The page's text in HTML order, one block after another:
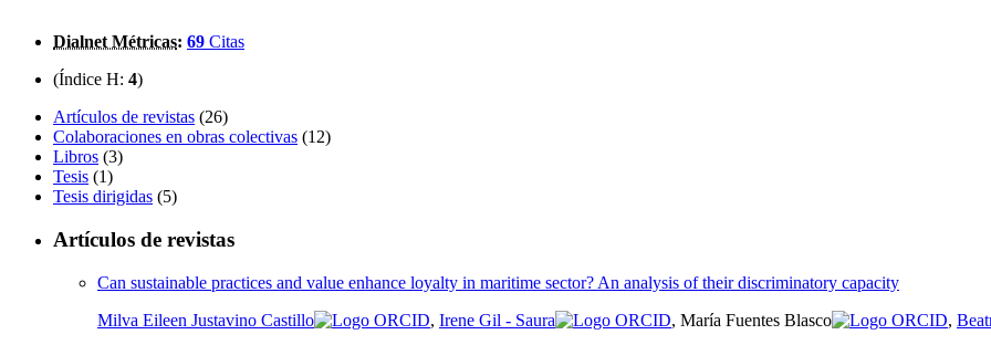
Dialnet Métricas: 69 Citas
(Índice H: 4)
Artículos de revistas (26)
Colaboraciones en obras colectivas (12)
Libros (3)
Tesis (1)
Tesis dirigidas (5)
Artículos de revistas
Can sustainable practices and value enhance loyalty in maritime sector? An analysis of their discriminatory capacity
Milva Eileen Justavino Castillo
, Irene Gil - Saura , María Fuentes Blasco ,